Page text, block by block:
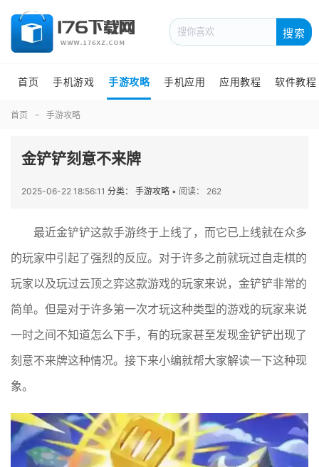
搜索
首页 手机游戏 手游攻略 手机应用 应用教程 软件教程
首页 手游攻略
金铲铲刻意不来牌
2025-06-22 18:56:11 分类： 手游攻略 • 阅读： 262
最近金铲铲这款手游终于上线了，而它已上线就在众多
的玩家中引起了强烈的反应。对于许多之前就玩过自走棋的
玩家以及玩过云顶之弈这款游戏的玩家来说，金铲铲非常的
简单。但是对于许多第一次才玩这种类型的游戏的玩家来说
一时之间不知道怎么下手，有的玩家甚至发现金铲铲出现了
刻意不来牌这种情况。接下来小编就帮大家解读一下这种现
象。